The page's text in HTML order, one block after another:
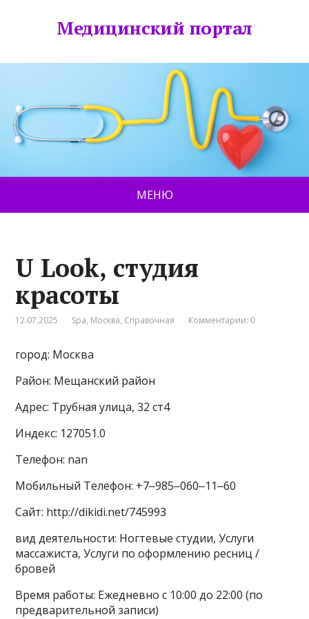
Медицинский портал
МЕНЮ
U Look, студия
красоты
12.07.2025 Spa, Москва, Справочная Комментарии: 0
город: Москва
Район: Мещанский район
Адрес: Трубная улица, 32 ст4
Индекс: 127051.0
Телефон: nan
Мобильный Телефон: +7‒985‒060‒11‒60
Сайт: http://dikidi.net/745993
вид деятельности: Ногтевые студии, Услуги
массажиста, Услуги по оформлению ресниц /
бровей
Время работы: Ежедневно с 10:00 до 22:00 (по
предварительной записи)